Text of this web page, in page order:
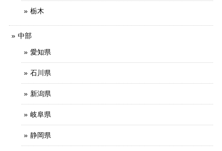
栃木
中部
愛知県
石川県
新潟県
岐阜県
静岡県